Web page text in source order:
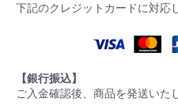
下記のクレジットカードに対応
【銀行振込】
ご入金確認後、商品を発送いた